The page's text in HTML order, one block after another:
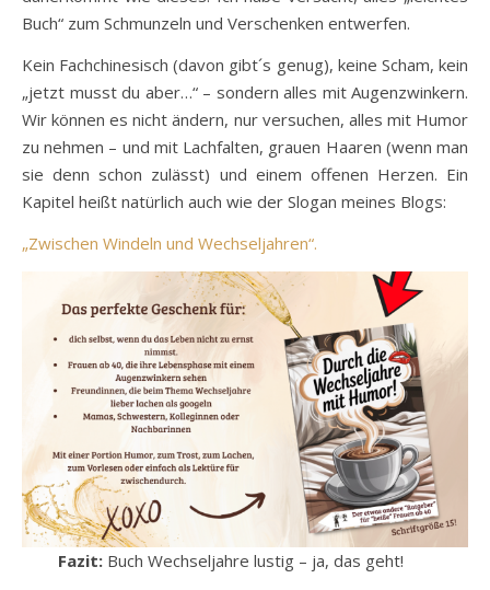
Buch“ zum Schmunzeln und Verschenken entwerfen.
Kein Fachchinesisch (davon gibt´s genug), keine Scham, kein
„jetzt musst du aber…“ – sondern alles mit Augenzwinkern.
Wir können es nicht ändern, nur versuchen, alles mit Humor
zu nehmen – und mit Lachfalten, grauen Haaren (wenn man
sie denn schon zulässt) und einem offenen Herzen. Ein
Kapitel heißt natürlich auch wie der Slogan meines Blogs:
„Zwischen Windeln und Wechseljahren“.
Fazit: Buch Wechseljahre lustig – ja, das geht!